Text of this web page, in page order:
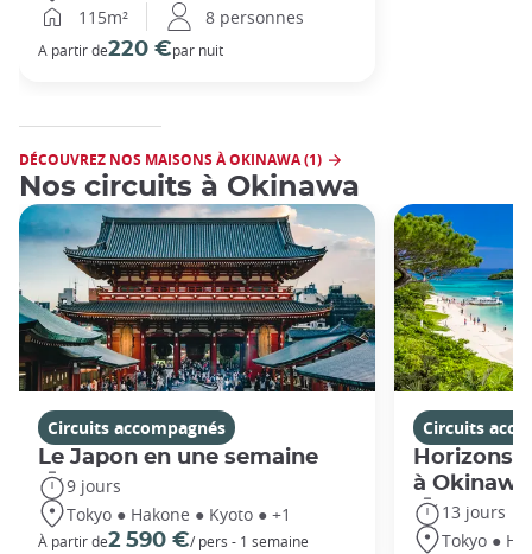
115m²
8 personnes
A partir de220 €par nuit
DÉCOUVREZ NOS MAISONS À OKINAWA (1)
Nos circuits à Okinawa
Circuits accompagnés
Le Japon en une semaine
9 jours
Tokyo ● Hakone ● Kyoto ● +1
À partir de2 590 €/ pers - 1 semaine
Circuits
Horizons
à Okinawa
13 jours
Tokyo ●